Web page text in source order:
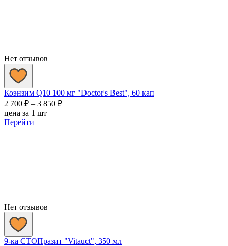
Нет отзывов
Коэнзим Q10 100 мг "Doctor's Best", 60 кап
2 700 ₽ – 3 850 ₽Диапазон
цена за 1 шт
Перейти
Нет отзывов
9-ка СТОПразит "Vitauct", 350 мл